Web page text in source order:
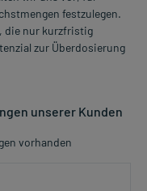
festzulegen.
die nur kurzfristig
zur Überdosierung
unserer Kunden
vorhanden